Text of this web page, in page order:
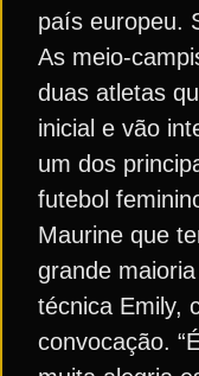
país europeu.
As meio-
duas atletas
inicial e vão
um dos
futebol
Maurine que
grande
técnica Emily,
convocação.